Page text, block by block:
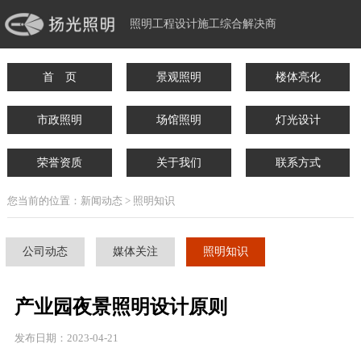
照明工程设计施工综合解决商
首 页 景观照明 楼体亮化
市政照明 场馆照明 灯光设计
荣誉资质 关于我们 联系方式
您当前的位置：新闻动态 > 照明知识
公司动态 媒体关注 照明知识
产业园夜景照明设计原则
发布日期：2023-04-21